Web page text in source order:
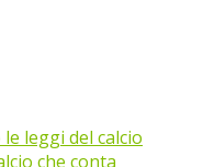
leggi del calcio
che conta